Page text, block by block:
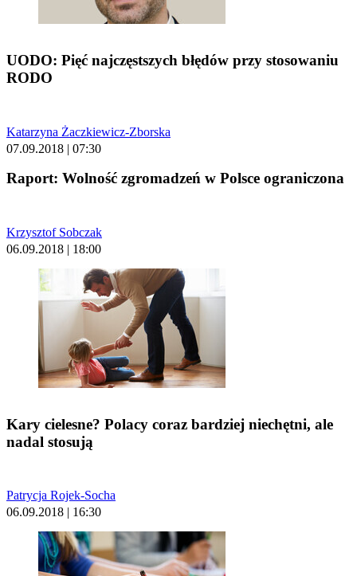
UODO: Pięć najczęstszych błędów przy stosowaniu
RODO
Katarzyna Żaczkiewicz-Zborska
07.09.2018 | 07:30
Raport: Wolność zgromadzeń w Polsce ograniczona
Krzysztof Sobczak
06.09.2018 | 18:00
Kary cielesne? Polacy coraz bardziej niechętni, ale
nadal stosują
Patrycja Rojek-Socha
06.09.2018 | 16:30